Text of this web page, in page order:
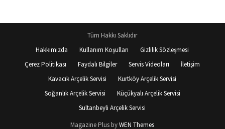
Tüm Hakkı Saklıdır
Hakkımızda
Kullanım Koşulları
Gizlilik Sözleşmesi
Çerez Politikası
Faydalı Bilgiler Servis Videoları
İletişim
Kavacık Arçelik Servisi
Kurtköy Arçelik Servisi
Soğanlık Arçelik Servisi
Küçükyalı Arçelik Servisi
Sultanbeyli Arçelik Servisi
Magazine Plus byWEN Themes